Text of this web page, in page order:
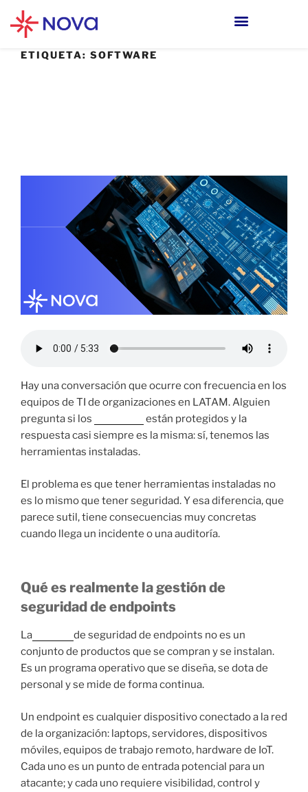
ETIQUETA: SOFTWARE
Hay una conversación que ocurre con frecuencia en los
equipos de TI de organizaciones en LATAM. Alguien
pregunta si los
están protegidos y la
respuesta casi siempre es la misma: sí, tenemos las
herramientas instaladas.
El problema es que tener herramientas instaladas no
es lo mismo que tener seguridad. Y esa diferencia, que
parece sutil, tiene consecuencias muy concretas
cuando llega un incidente o una auditoría.
Qué es realmente la gestión de
seguridad de endpoints
La
de seguridad de endpoints no es un
conjunto de productos que se compran y se instalan.
Es un programa operativo que se diseña, se dota de
personal y se mide de forma continua.
Un endpoint es cualquier dispositivo conectado a la red
de la organización: laptops, servidores, dispositivos
móviles, equipos de trabajo remoto, hardware de IoT.
Cada uno es un punto de entrada potencial para un
atacante; y cada uno requiere visibilidad, control y